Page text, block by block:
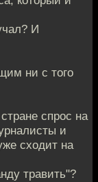
И
ни с того
спрос на
и
сходит на
травить"?